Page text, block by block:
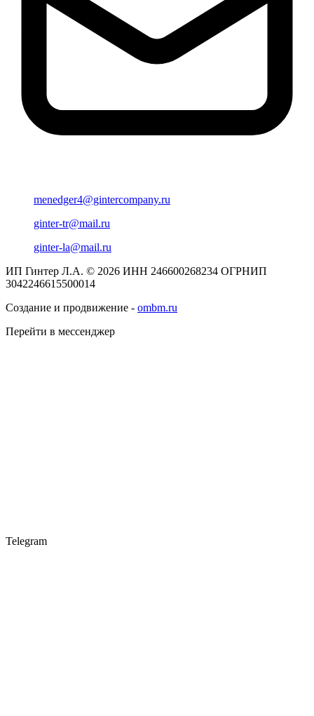
menedger4@gintercompany.ru
ginter-tr@mail.ru
ginter-la@mail.ru
ИП Гинтер Л.А. © 2026 ИНН 246600268234 ОГРНИП
3042246615500014
Создание и продвижение - ombm.ru
Перейти в мессенджер
Telegram